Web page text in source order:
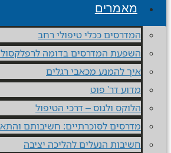
מאמרים
המדרסים ככלי טיפולי רחב
השפעת המדרסים בדומה לרפלקסולוגיה
איך להמנע מכאבי רגלים
מדוע דר' פוט
הלוקס ולגוס – דרכי הטיפול
מדרסים לסוכרתיים: חשיבותם והתאמתם
חשיבות הנעלים להליכה יציבה